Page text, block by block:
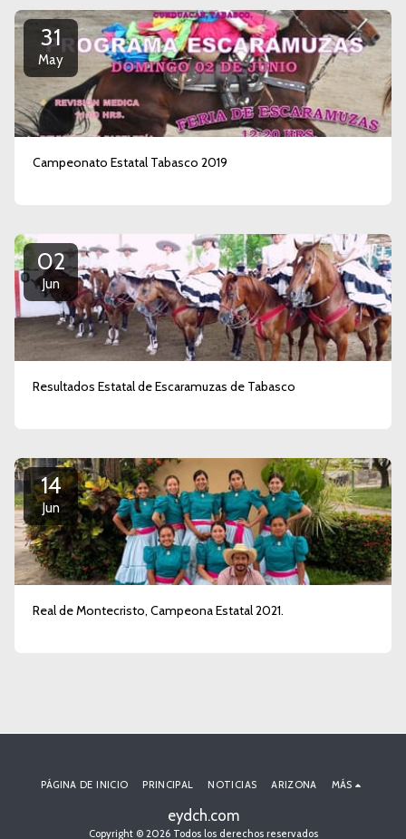
31
May
Campeonato Estatal Tabasco 2019
02
Jun
Resultados Estatal de Escaramuzas de Tabasco
14
Jun
Real de Montecristo, Campeona Estatal 2021.
eydch.com
Copyright © 2026 Todos los derechos reservados
PÁGINA DE INICIO PRINCIPAL NOTICIAS ARIZONA MÁS